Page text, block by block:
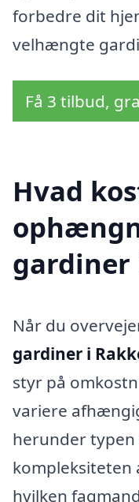
forbedre dit
velhængte
Få 3 tilbud,
Hvad
gardiner
Når du
gardiner i
styr på
variere
herunder typen
kompleksiteten
hvilken